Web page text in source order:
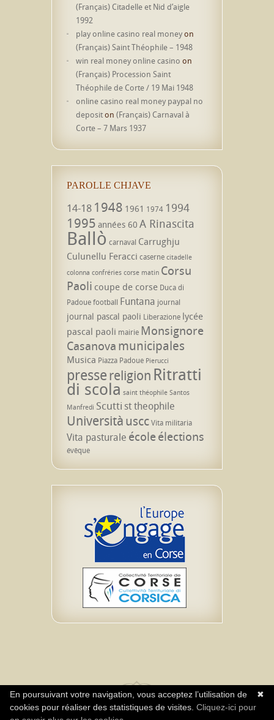
(Français) Citadelle et Nid d’aigle
1992
play online casino real moneyon
(Français) Saint Théophile – 1948
win real money online casino on
(Français) Procession Saint
Théophile de Corte / 19 Mai 1948
online casino real money paypal no
depositon (Français) Carnaval à
Corte – 7 Mars 1937
PAROLLE CHJAVE
14-18 1948 1961 1974 1994
1995 années 60 A Rinascita
Ballò carnaval Carrughju
Culunellu Feracci caserne citadelle
colonna confréries corse matin Corsu
Paoli coupe de corse Duca di
Padouefootball Funtana journal
journal pascal paoli Liberazione lycée
pascal paoli mairie Monsignore
Casanova municipales
Musica Piazza Padoue Pierucci
pressereligion Ritratti
di scola saint théophile Santos
Manfredi Scuttist theophile
UniversitàusccVita militaria
Vita pasturale écoleélections
évêque
Realisazione Impresa Neuromediasoft – Diritti
✖
En poursuivant votre navigation, vous acceptez l’utilisation de
cookies pour réaliser des statistiques de visites. Cliquez-ici pour